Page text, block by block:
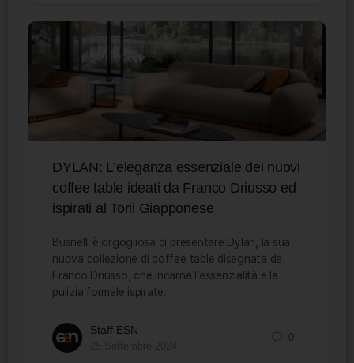
DYLAN: L’eleganza essenziale dei nuovi
coffee table ideati da Franco Driusso ed
ispirati al Torii Giapponese
Busnelli è orgogliosa di presentare Dylan, la sua
nuova collezione di coffee table disegnata da
Franco Driusso, che incarna l’essenzialità e la
pulizia formale ispirate…
Staff ESN
0